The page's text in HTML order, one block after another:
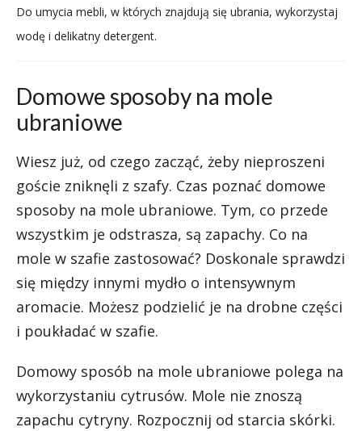
Do umycia mebli, w których znajdują się ubrania, wykorzystaj
wodę i delikatny detergent.
Domowe sposoby na mole
ubraniowe
Wiesz już, od czego zacząć, żeby nieproszeni
goście zniknęli z szafy. Czas poznać domowe
sposoby na mole ubraniowe. Tym, co przede
wszystkim je odstrasza, są zapachy. Co na
mole w szafie zastosować? Doskonale sprawdzi
się między innymi mydło o intensywnym
aromacie. Możesz podzielić je na drobne części
i poukładać w szafie.
Domowy sposób na mole ubraniowe polega na
wykorzystaniu cytrusów. Mole nie znoszą
zapachu cytryny. Rozpocznij od starcia skórki.